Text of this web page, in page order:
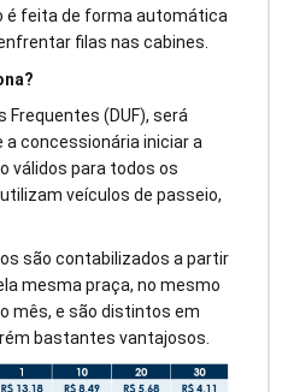
é feita de forma automática
filas nas cabines.
Frequentes (DUF), será
concessionária iniciar a
válidos para todos os
veículos de passeio,
são contabilizados a partir
mesma praça, no mesmo
mês, e são distintos em
bastantes vantajosos.